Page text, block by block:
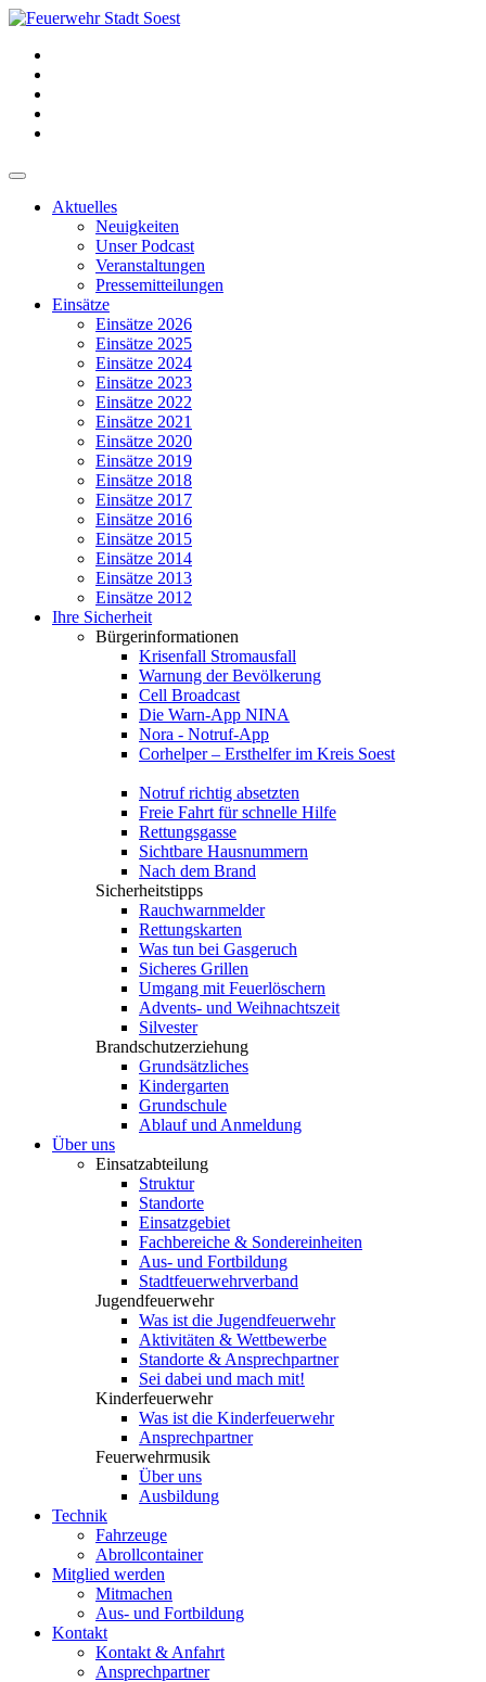
Aktuelles
Neuigkeiten
Unser Podcast
Veranstaltungen
Pressemitteilungen
Einsätze
Einsätze 2026
Einsätze 2025
Einsätze 2024
Einsätze 2023
Einsätze 2022
Einsätze 2021
Einsätze 2020
Einsätze 2019
Einsätze 2018
Einsätze 2017
Einsätze 2016
Einsätze 2015
Einsätze 2014
Einsätze 2013
Einsätze 2012
Ihre Sicherheit
Bürgerinformationen
Krisenfall Stromausfall
Warnung der Bevölkerung
Cell Broadcast
Die Warn-App NINA
Nora - Notruf-App
Corhelper – Ersthelfer im Kreis Soest
Notruf richtig absetzten
Freie Fahrt für schnelle Hilfe
Rettungsgasse
Sichtbare Hausnummern
Nach dem Brand
Sicherheitstipps
Rauchwarnmelder
Rettungskarten
Was tun bei Gasgeruch
Sicheres Grillen
Umgang mit Feuerlöschern
Advents- und Weihnachtszeit
Silvester
Brandschutzerziehung
Grundsätzliches
Kindergarten
Grundschule
Ablauf und Anmeldung
Über uns
Einsatzabteilung
Struktur
Standorte
Einsatzgebiet
Fachbereiche & Sondereinheiten
Aus- und Fortbildung
Stadtfeuerwehrverband
Jugendfeuerwehr
Was ist die Jugendfeuerwehr
Aktivitäten & Wettbewerbe
Standorte & Ansprechpartner
Sei dabei und mach mit!
Kinderfeuerwehr
Was ist die Kinderfeuerwehr
Ansprechpartner
Feuerwehrmusik
Über uns
Ausbildung
Technik
Fahrzeuge
Abrollcontainer
Mitglied werden
Mitmachen
Aus- und Fortbildung
Kontakt
Kontakt & Anfahrt
Ansprechpartner